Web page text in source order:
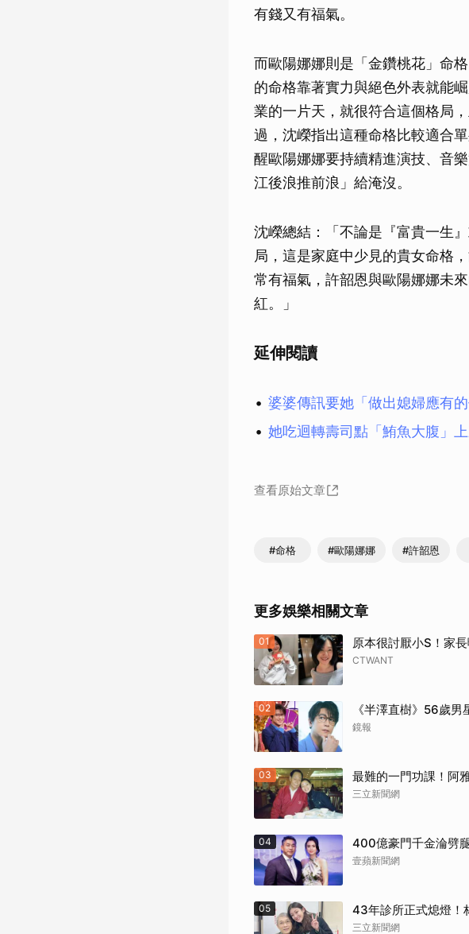
有錢又有福氣。
而歐陽娜娜則是「金鑽桃花」命
的命格靠著實力與絕色外表就能
業的一片天，就很符合這個格局
過，沈嶸指出這種命格比較適合
醒歐陽娜娜要持續精進演技、音
江後浪推前浪」給淹沒。
沈嶸總結：「不論是『富貴一生
局，這是家庭中少見的貴女命格
常有福氣，許韶恩與歐陽娜娜未
紅。」
延伸閱讀
婆婆傳訊要她「做出媳婦應有
她吃迴轉壽司點「鮪魚大腹」
查看原始文章
#命格 #歐陽娜娜 #許韶恩
更多娛樂相關文章
01 原本很討厭小S！家
CTWANT
02 《半澤直樹》56歲
鏡報
03 最難的一門功課！阿
三立新聞網
04 400億豪門千金淪劈
壹蘋新聞網
05 43年診所正式熄燈
三立新聞網